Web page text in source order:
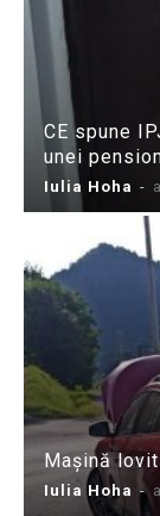
CE spune
unei
Iulia Hoha -
Mașină
Iulia Hoha -